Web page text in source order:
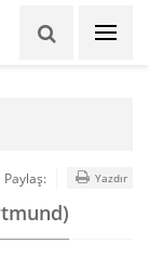
Paylaş: Yazdır